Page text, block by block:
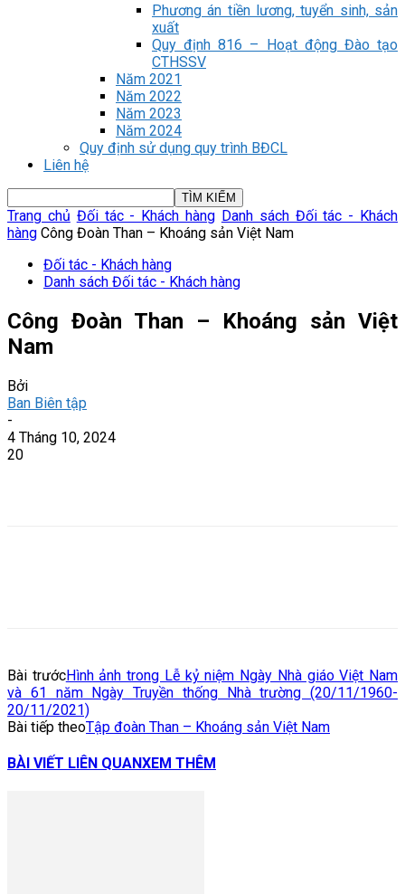
Phương án tiền lương, tuyển sinh, sản
xuất
Quy định 816 – Hoạt động Đào tạo
CTHSSV
Năm 2021
Năm 2022
Năm 2023
Năm 2024
Quy định sử dụng quy trình BĐCL
Liên hệ
Trang chủ Đối tác - Khách hàng Danh sách Đối tác - Khách
hàng Công Đoàn Than – Khoáng sản Việt Nam
Đối tác - Khách hàng
Danh sách Đối tác - Khách hàng
Công Đoàn Than – Khoáng sản Việt
Nam
Bởi
Ban Biên tập
-
4 Tháng 10, 2024
20
Bài trướcHình ảnh trong Lễ kỷ niệm Ngày Nhà giáo Việt Nam
và 61 năm Ngày Truyền thống Nhà trường (20/11/1960-
20/11/2021)
Bài tiếp theoTập đoàn Than – Khoáng sản Việt Nam
BÀI VIẾT LIÊN QUANXEM THÊM